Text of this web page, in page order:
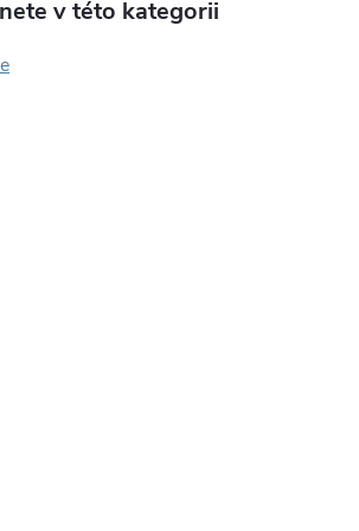
v této kategorii